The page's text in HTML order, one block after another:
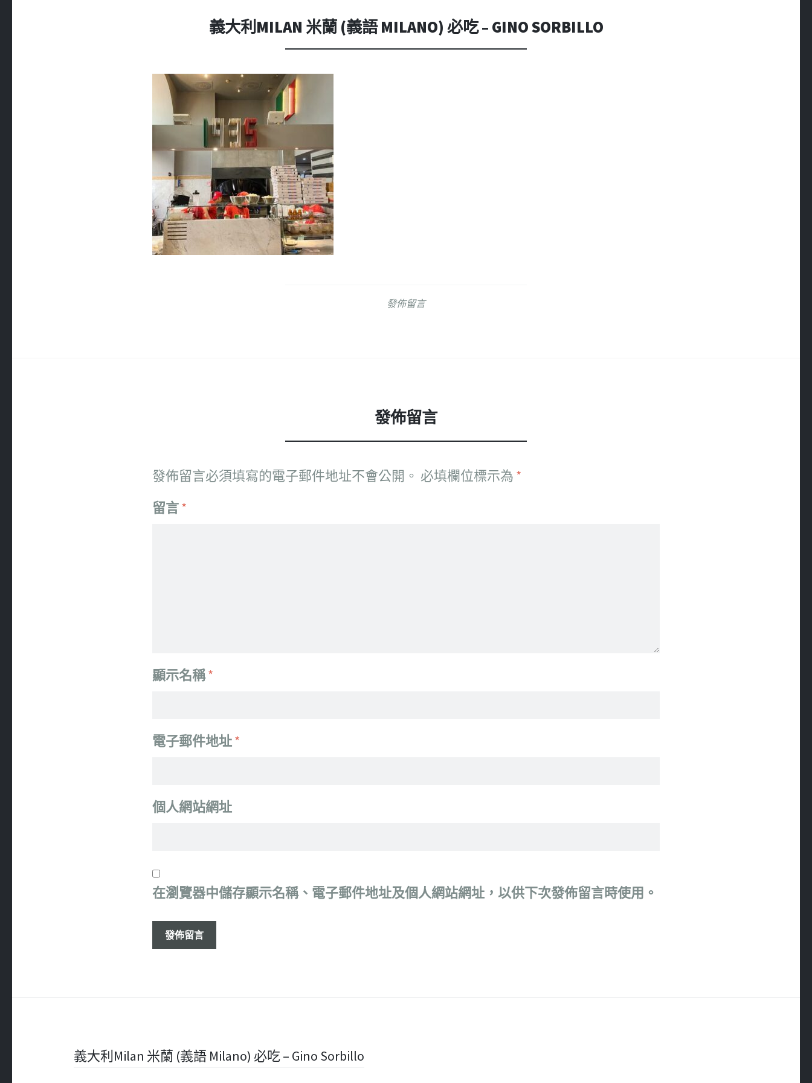
容
義大利MILAN 米蘭 (義語 MILANO) 必吃 – GINO SORBILLO
發佈留言
發佈留言
發佈留言必須填寫的電子郵件地址不會公開。 必填欄位標示為 *
留言*
顯示名稱*
電子郵件地址*
個人網站網址
在瀏覽器中儲存顯示名稱、電子郵件地址及個人網站網址，以供下次發佈留言時使用。
義大利Milan 米蘭 (義語 Milano) 必吃 – Gino Sorbillo